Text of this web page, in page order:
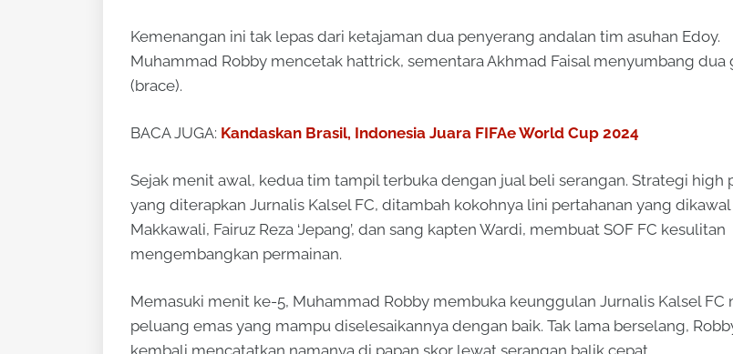
Kemenangan ini tak lepas dari ketajaman dua penyerang andalan tim asuhan Edoy.
Muhammad Robby mencetak hattrick, sementara Akhmad Faisal menyumbang dua
(brace).
BACA JUGA: Kandaskan Brasil, Indonesia Juara FIFAe World Cup 2024
Sejak menit awal, kedua tim tampil terbuka dengan jual beli serangan. Strategi high
yang diterapkan Jurnalis Kalsel FC, ditambah kokohnya lini pertahanan yang dikawal
Makkawali, Fairuz Reza ‘Jepang’, dan sang kapten Wardi, membuat SOF FC kesulitan
mengembangkan permainan.
Memasuki menit ke-5, Muhammad Robby membuka keunggulan Jurnalis Kalsel FC
peluang emas yang mampu diselesaikannya dengan baik. Tak lama berselang,
kembali mencatatkan namanya di papan skor lewat serangan balik cepat.